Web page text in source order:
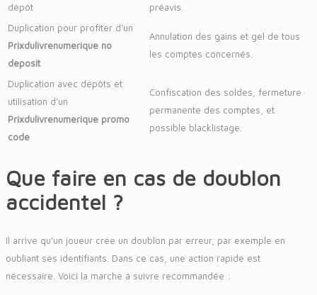
dépôt
préavis.
Duplication pour profiter d’un
Prixdulivrenumerique no
deposit
Annulation des gains et gel de tous
les comptes concernés.
Duplication avec dépôts et
utilisation d’un
Prixdulivrenumerique promo
code
Confiscation des soldes, fermeture
permanente des comptes, et
possible blacklistage.
Que faire en cas de doublon
accidentel ?
Il arrive qu’un joueur crée un doublon par erreur, par exemple en
oubliant ses identifiants. Dans ce cas, une action rapide est
nécessaire. Voici la marche à suivre recommandée :